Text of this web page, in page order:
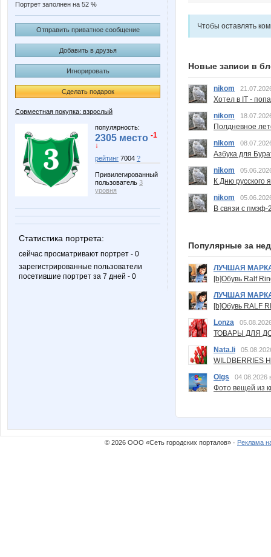
Портрет заполнен на 52 %
Отправить приватное сообщение
Добавить в друзья
Игнорировать
Сделать подарок
Совместная покупка: взрослый
популярность:
2305 место -1
↓
рейтинг 7004 ?
Привилегированный
пользователь 3
уровня
Статистика портрета:
сейчас просматривают портрет - 0
зарегистрированные пользователи
посетившие портрет за 7 дней - 0
Чтобы оставлять
Новые записи в
nikom
Хотел в IT -
nikom
Полдневное
nikom
Азбука для
nikom
К Дню русского
nikom
В связи с пмэф-
Популярные за
ЛУЧШАЯ
[b]Обувь Ralf
ЛУЧШАЯ
[b]Обувь RALF
Lonza
ТОВАРЫ ДЛЯ
Nata.li
Olgs
04.08.2026
Фото вещей из
© 2026 ООО «Сеть городских порталов» · Реклама